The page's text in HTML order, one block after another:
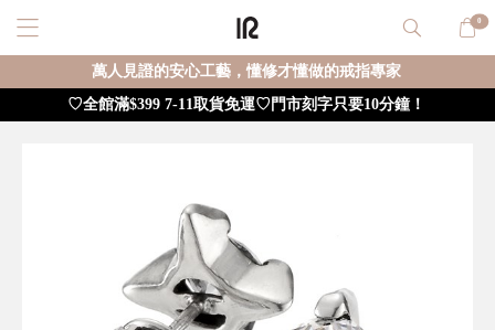
0
萬人見證的安心工藝，懂修才懂做的戒指專家
♡全館滿$399 7-11取貨免運♡門市刻字只要10分鐘！